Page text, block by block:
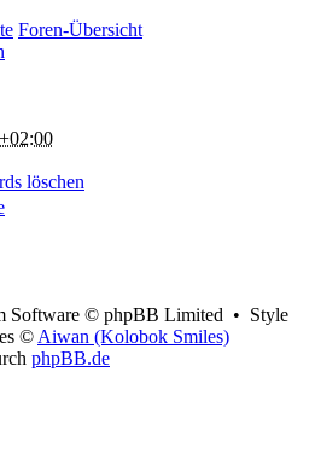
Foren-Übersicht
löschen
Software © phpBB Limited • Style
© Aiwan (Kolobok Smiles)
phpBB.de